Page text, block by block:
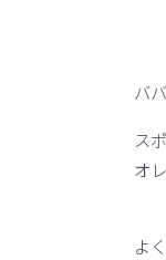
バ
ス
オ
よ